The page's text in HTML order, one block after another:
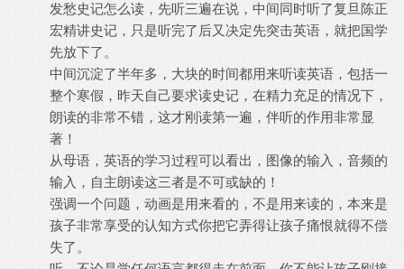
发愁史记怎么读，先听三遍在说，中间同时听了复旦陈正
宏精讲史记，只是听完了后又决定先突击英语，就把国学
先放下了。
中间沉淀了半年多，大块的时间都用来听读英语，包括一
整个寒假，昨天自己要求读史记，在精力充足的情况下，
朗读的非常不错，这才刚读第一遍，伴听的作用非常显
著！
从母语，英语的学习过程可以看出，图像的输入，音频的
输入，自主朗读这三者是不可或缺的！
强调一个问题，动画是用来看的，不是用来读的，本来是
孩子非常享受的认知方式你把它弄得让孩子痛恨就得不偿
失了。